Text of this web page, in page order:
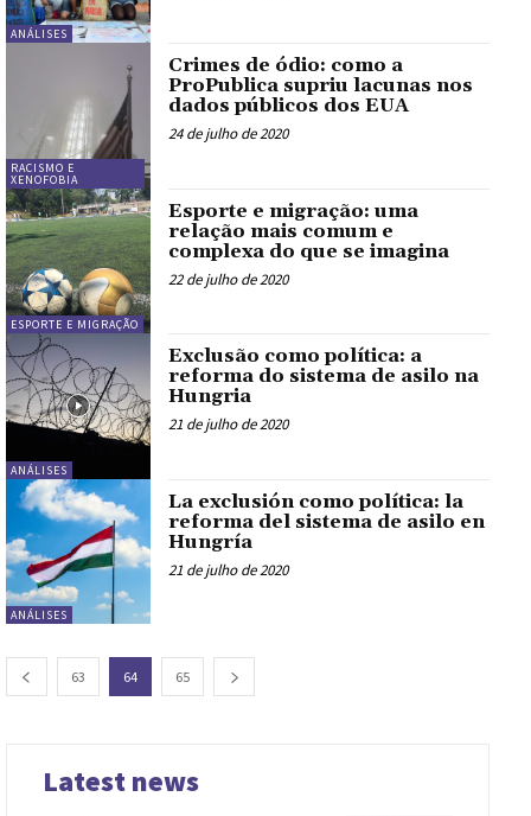
ANÁLISES
RACISMO E
XENOFOBIA
Crimes de ódio: como a
ProPublica supriu lacunas nos
dados públicos dos EUA
24 de julho de 2020
ESPORTE E MIGRAÇÃO
Esporte e migração: uma
relação mais comum e
complexa do que se imagina
22 de julho de 2020
ANÁLISES
Exclusão como política: a
reforma do sistema de asilo na
Hungria
21 de julho de 2020
ANÁLISES
La exclusión como política: la
reforma del sistema de asilo en
Hungría
21 de julho de 2020
63 64 65
Latest news